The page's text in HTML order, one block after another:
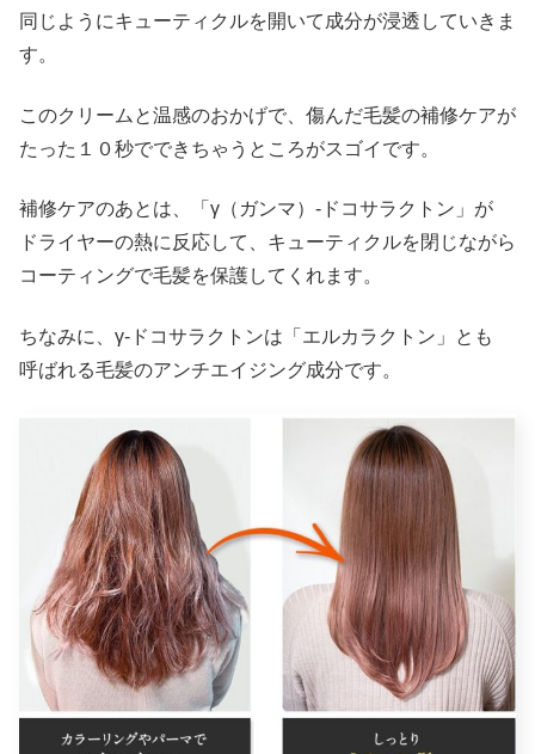
同じようにキューティクルを開いて成分が浸透していきま
す。
このクリームと温感のおかげで、傷んだ毛髪の補修ケアが
たった１０秒でできちゃうところがスゴイです。
補修ケアのあとは、「γ（ガンマ）-ドコサラクトン」が
ドライヤーの熱に反応して、キューティクルを閉じながら
コーティングで毛髪を保護してくれます。
ちなみに、γ-ドコサラクトンは「エルカラクトン」とも
呼ばれる毛髪のアンチエイジング成分です。